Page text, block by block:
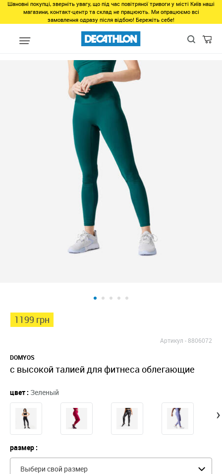
Шановні покупці, зверніть увагу, що під час повітряної тривоги у місті Київ наші
магазини, контакт-центр та склад не працюють. Ми опрацюємо всі
замовлення одразу після відбою! Бережіть себе!
Виды спорта Фитнес, спортзал Фитнес Одежда для
1199 грн
Артикул -8806072
DOMYOS
с высокой талией для фитнеса облегающие
цвет : Зеленый
›
размер :
Выбери свой размер